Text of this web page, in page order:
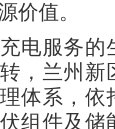
价值。
电服务的
，兰州新
体系，依
组件及储